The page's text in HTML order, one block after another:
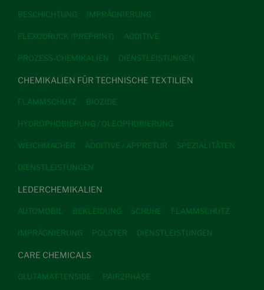
BESCHICHTUNG IMPRÄGNIERUNG
FLEXODRUCK (PREPRINT) ADDITIVE
PROZESS-CHEMIKALIEN DIENSTLEISTUNGEN
CHEMIKALIEN FÜR TECHNISCHE TEXTILIEN
FLAMMSCHUTZ BIOZIDE
HYDROPHOBIERUNG / OLEOPHOBIERUNG
WEICHMACHER ADDITIVE / APPRETUR SPEZIALITÄTEN
DIENSTLEISTUNGEN
LEDERCHEMIKALIEN
AUTOMOBIL BEKLEIDUNG SCHUHE FLAMMSCHUTZ
IMPRÄGNIERUNG POLSTER DIENSTLEISTUNGEN
CARE CHEMICALS
GLUTAMAT-TENSIDE. PAIR2PHASE